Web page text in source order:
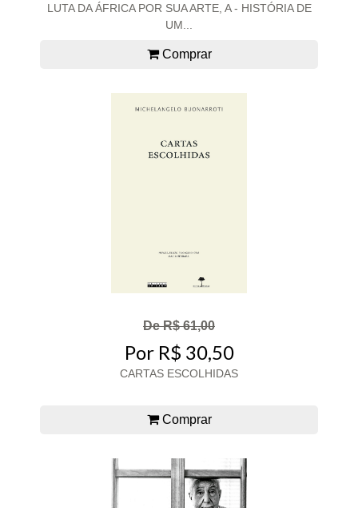
LUTA DA ÁFRICA POR SUA ARTE, A - HISTÓRIA DE
UM...
Comprar
De R$ 61,00
Por R$ 30,50
CARTAS ESCOLHIDAS
Comprar